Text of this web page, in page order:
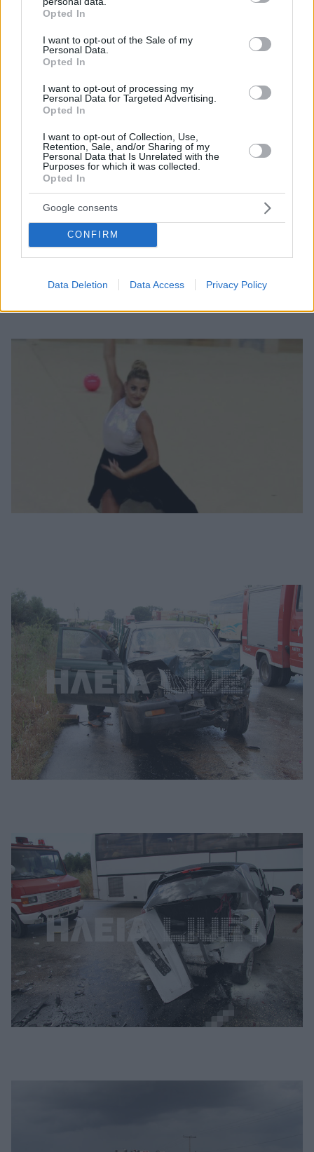
grant or deny consent to Google and its third-party tags to
use your data for below specified purposes in below Google
consent section.
Opted In
I want to opt-out of the Sale of my
Personal Data.
Opted In
I want to opt-out of processing my
Personal Data for Targeted Advertising.
Opted In
I want to opt-out of Collection, Use,
Retention, Sale, and/or Sharing of my
Personal Data that Is Unrelated with the
Purposes for which it was collected.
Opted In
Google consents
CONFIRM
Data Deletion Data Access Privacy Policy